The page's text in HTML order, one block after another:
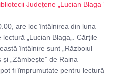
Județene „Lucian Blaga”
are loc întâlnirea din luna
„Lucian Blaga„. Cărțile
întâlnire sunt „Războiul
„Zâmbește” de Raina
fi împrumutate pentru lectură